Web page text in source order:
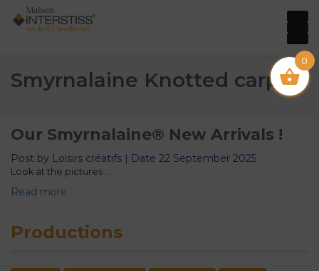
Smyrnalaine Knotted carpet
Our Smyrnalaine® New Arrivals !
Post by Loisirs créatifs | Date 22 September 2025
Look at the pictures ...
Read more
Productions
0